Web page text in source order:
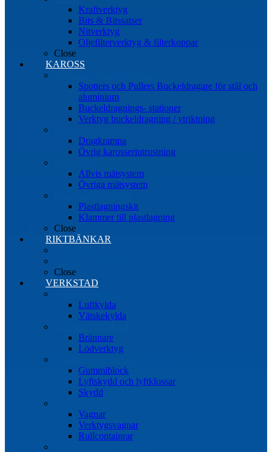
Kraftverktyg
Bits & Bitssatser
Nitverktyg
Oljefilterverktyg & filterkoppar
Close
KAROSS
Spotters och Pullers Buckeldragare för stål och
aluminium
Buckeldragnings- stationer
Verktyg buckeldragning / ytriktning
Dragkrampa
Övrig karosseriutrustning
Allvis mätsystem
Övriga mätsystem
Plastlagningskit
Klammer till plastlagning
Close
RIKTBÄNKAR
Close
VERKSTAD
Luftkylda
Vätskekylda
Brännare
Lödverktyg
Gummiblock
Lyftskydd och lyftklossar
Skydd
Vagnar
Verktygsvagnar
Rullcontainrar